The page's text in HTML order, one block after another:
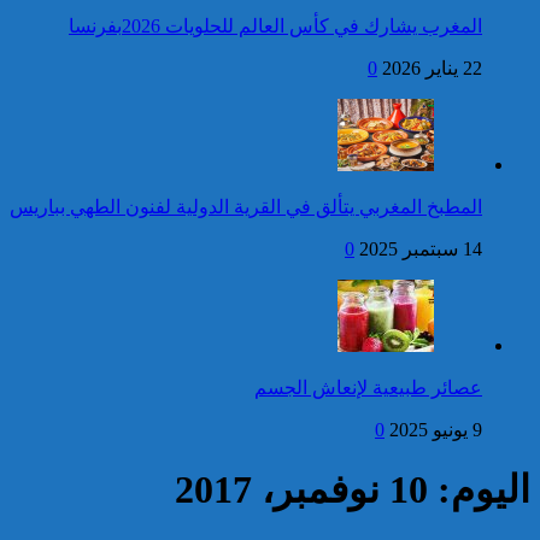
برقية تهنئة إلى جلالة الملك
من الرئيس السويسري
بمناسبة عيد العرش المجيد
فتح بحث للتحقق من الأفعال
الإجرامية المنسوبة لأربع وعشرين
شخصا للاشتباه في تورطهم في
الامتناع عن القيام بعمل من أعمال
وظيفتهم بغرض الارتشاء
واستغلال النفوذ
إحصائيات مكافحة الجريمة ..
استمرار ارتفاع معدل الزجر
بالعنف
كاريكاتير
المغرب يشارك في كأس العالم للحلويات 2026بفرنسا
22 يناير 2026 0
المطبخ المغربي يتألق في القرية الدولية لفنون الطهي بباريس
14 سبتمبر 2025 0
عصائر طبيعية لإنعاش الجسم
9 يونيو 2025 0
اليوم: 10 نوفمبر، 2017